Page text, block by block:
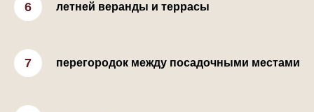
летней веранды и террасы
перегородок между посадочными местами